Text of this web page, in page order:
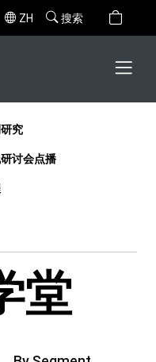
ZH 搜索
究
讨会点播
堂